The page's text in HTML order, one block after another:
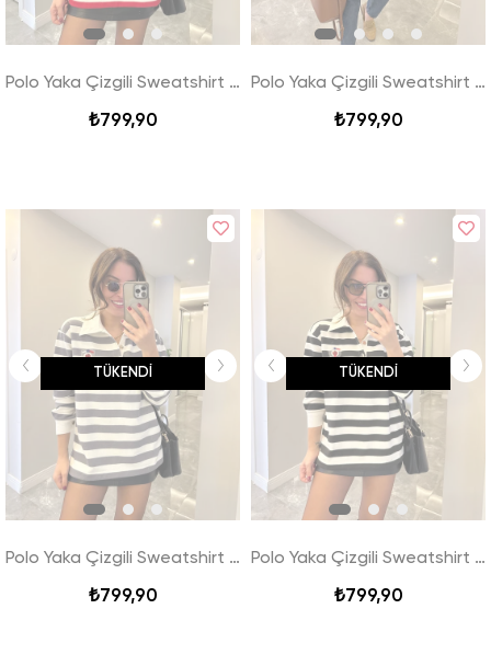
Polo Yaka Çizgili Sweatshirt - Kırmızı
₺799,90
Polo Yaka Çizgili Sweatshirt - Lacivert
₺799,90
TÜKENDI
Polo Yaka Çizgili Sweatshirt - Gri
₺799,90
TÜKENDI
Polo Yaka Çizgili Sweatshirt - Siyah
₺799,90